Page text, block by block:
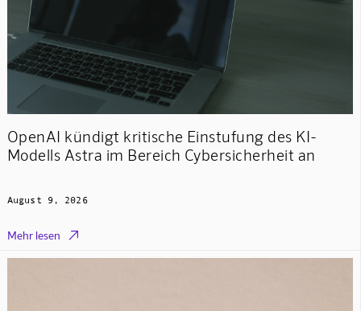
OpenAI kündigt kritische Einstufung des KI-
Modells Astra im Bereich Cybersicherheit an
August 9, 2026
Mehr lesen 